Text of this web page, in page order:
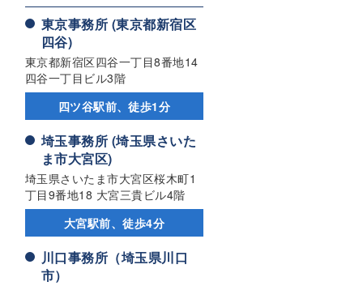
東京事務所 (東京都新宿区
四谷)
東京都新宿区四谷一丁目8番地14
四谷一丁目ビル3階
四ツ谷駅前、徒歩1分
埼玉事務所 (埼玉県さいた
ま市大宮区)
埼玉県さいたま市大宮区桜木町1
丁目9番地18 大宮三貴ビル4階
大宮駅前、徒歩4分
川口事務所（埼玉県川口
市）